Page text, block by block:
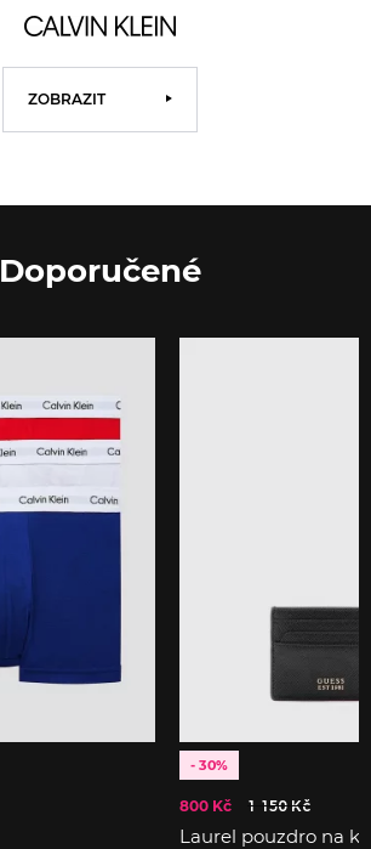
ZOBRAZIT
Doporučené
- 30%
800 Kč 1 150 Kč
Laurel pouzdro na